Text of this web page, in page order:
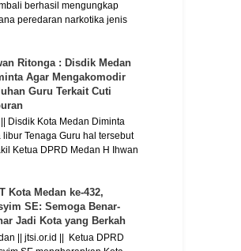
berhasil mengungkap
peredaran narkotika jenis
Ritonga : Disdik Medan
Agar Mengakomodir
Guru Terkait Cuti
Disdik Kota Medan Diminta
Tenaga Guru hal tersebut
Ketua DPRD Medan H Ihwan
Kota Medan ke-432,
SE: Semoga Benar-
Jadi Kota yang Berkah
|| jtsi.or.id || Ketua DPRD